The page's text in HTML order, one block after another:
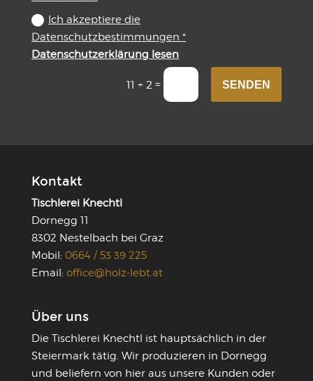
Ich akzeptiere die
Datenschutzbestimmungen *
Datenschutzerklärung lesen
11 + 2 = SENDEN
Kontakt
Tischlerei Knechtl
Dornegg 11
8302 Nestelbach bei Graz
Mobil: 0664 / 53 39 225
Email: office@holz-lebt.at
Über uns
Die Tischlerei Knechtl ist hauptsächlich in der
Steiermark tätig. Wir produzieren in Dornegg
und beliefern von hier aus unsere Kunden oder